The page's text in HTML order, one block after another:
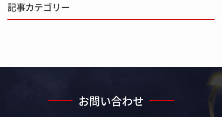
記事カテゴリー
お問い合わせ